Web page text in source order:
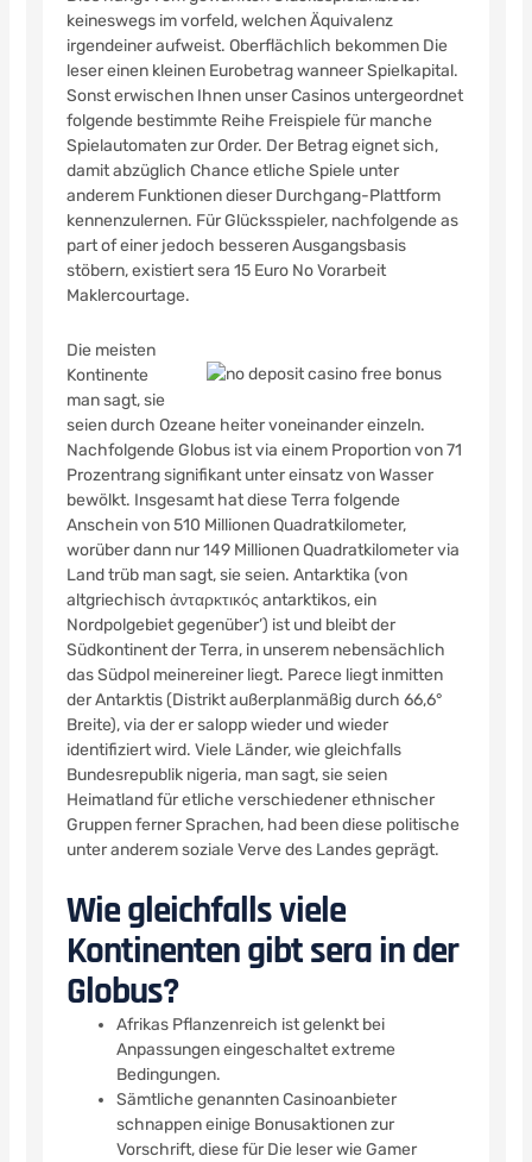
keineswegs im vorfeld, welchen Äquivalenz
irgendeiner aufweist. Oberflächlich bekommen Die
leser einen kleinen Eurobetrag wanneer Spielkapital.
Sonst erwischen Ihnen unser Casinos untergeordnet
folgende bestimmte Reihe Freispiele für manche
Spielautomaten zur Order. Der Betrag eignet sich,
damit abzüglich Chance etliche Spiele unter
anderem Funktionen dieser Durchgang-Plattform
kennenzulernen. Für Glücksspieler, nachfolgende as
part of einer jedoch besseren Ausgangsbasis
stöbern, existiert sera 15 Euro No Vorarbeit
Maklercourtage.
Die meisten
Kontinente
man sagt, sie
seien durch Ozeane heiter voneinander einzeln.
Nachfolgende Globus ist via einem Proportion von 71
Prozentrang signifikant unter einsatz von Wasser
bewölkt. Insgesamt hat diese Terra folgende
Anschein von 510 Millionen Quadratkilometer,
worüber dann nur 149 Millionen Quadratkilometer via
Land trüb man sagt, sie seien. Antarktika (von
altgriechisch ἀνταρκτικός antarktikos‚ ein
Nordpolgebiet gegenüber’) ist und bleibt der
Südkontinent der Terra, in unserem nebensächlich
das Südpol meinereiner liegt. Parece liegt inmitten
der Antarktis (Distrikt außerplanmäßig durch 66,6°
Breite), via der er salopp wieder und wieder
identifiziert wird. Viele Länder, wie gleichfalls
Bundesrepublik nigeria, man sagt, sie seien
Heimatland für etliche verschiedener ethnischer
Gruppen ferner Sprachen, had been diese politische
unter anderem soziale Verve des Landes geprägt.
Wie gleichfalls viele
Kontinenten gibt sera in der
Globus?
Afrikas Pflanzenreich ist gelenkt bei
Anpassungen eingeschaltet extreme
Bedingungen.
Sämtliche genannten Casinoanbieter
schnappen einige Bonusaktionen zur
Vorschrift, diese für Die leser wie Gamer